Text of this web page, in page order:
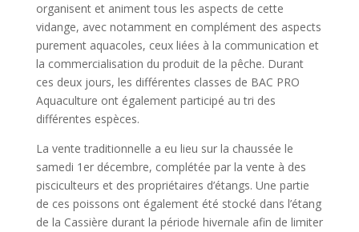
organisent et animent tous les aspects de cette
vidange, avec notamment en complément des aspects
purement aquacoles, ceux liées à la communication et
la commercialisation du produit de la pêche. Durant
ces deux jours, les différentes classes de BAC PRO
Aquaculture ont également participé au tri des
différentes espèces.
La vente traditionnelle a eu lieu sur la chaussée le
samedi 1er décembre, complétée par la vente à des
pisciculteurs et des propriétaires d’étangs. Une partie
de ces poissons ont également été stocké dans l’étang
de la Cassière durant la période hivernale afin de limiter